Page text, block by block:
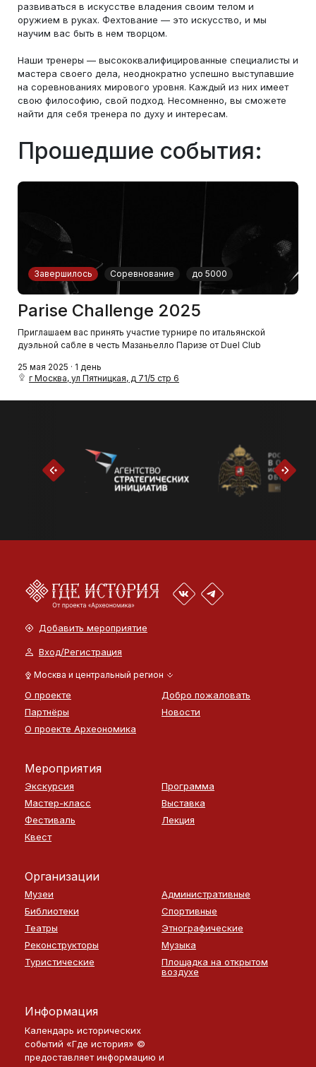
развиваться в искусстве владения своим телом и
оружием в руках. Фехтование — это искусство, и мы
научим вас быть в нем творцом.
Наши тренеры — высококвалифицированные специалисты и
мастера своего дела, неоднократно успешно выступавшие
на соревнованиях мирового уровня. Каждый из них имеет
свою философию, свой подход. Несомненно, вы сможете
найти для себя тренера по духу и интересам.
Прошедшие события:
Завершилось Соревнование до 5000
Parise Challenge 2025
Приглашаем вас принять участие турнире по итальянской
дуэльной сабле в честь Мазаньелло Паризе от Duel Club
25 мая 2025 · 1 день
г Москва, ул Пятницкая, д 71/5 стр 6
Добавить мероприятие
Вход/Регистрация
Москва и центральный регион
О проекте
Добро пожаловать
Партнёры
Новости
О проекте Археономика
Мероприятия
Экскурсия
Программа
Мастер-класс
Выставка
Фестиваль
Лекция
Квест
Организации
Музеи
Административные
Библиотеки
Спортивные
Театры
Этнографические
Реконструкторы
Музыка
Туристические
Площадка на открытом
воздухе
Информация
Календарь исторических
событий «Где история» ©
предоставляет информацию и